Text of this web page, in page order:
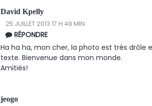
David Kpelly
25 JUILLET 2013 17 H 49 MIN
RÉPONDRE
Ha ha ha, mon cher, la photo est très
texte. Bienvenue dans mon monde.
Amitiés!
jeogo